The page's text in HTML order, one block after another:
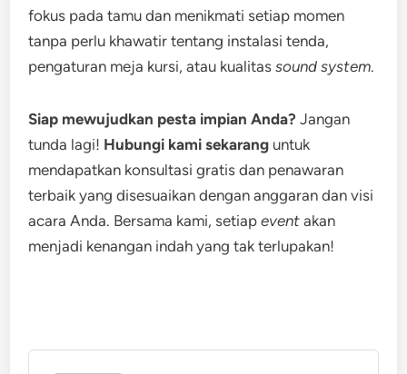
fokus pada tamu dan menikmati setiap momen
tanpa perlu khawatir tentang instalasi tenda,
pengaturan meja kursi, atau kualitassound system.
Siap mewujudkan pesta impian Anda? Jangan
tunda lagi! Hubungi kami sekarang untuk
mendapatkan konsultasi gratis dan penawaran
terbaik yang disesuaikan dengan anggaran dan visi
acara Anda. Bersama kami, setiapevent akan
menjadi kenangan indah yang tak terlupakan!